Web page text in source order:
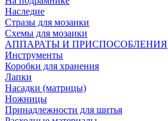
Наследие
Стразы для мозаики
Схемы для мозаики
АППАРАТЫ И ПРИСПОСОБЛЕНИЯ
Инструменты
Коробки для хранения
Лапки
Насадки (матрицы)
Ножницы
Принадлежности для шитья